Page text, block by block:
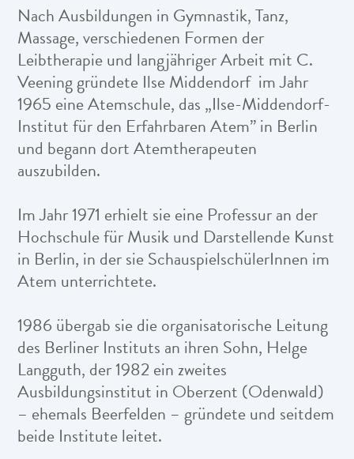
Nach Ausbildungen in Gymnastik, Tanz,
Massage, verschiedenen Formen der
Leibtherapie und langjähriger Arbeit mit C.
Veening gründete Ilse Middendorf im Jahr
1965 eine Atemschule, das „Ilse-Middendorf-
Institut für den Erfahrbaren Atem” in Berlin
und begann dort Atemtherapeuten
auszubilden.
Im Jahr 1971 erhielt sie eine Professur an der
Hochschule für Musik und Darstellende Kunst
in Berlin, in der sie SchauspielschülerInnen im
Atem unterrichtete.
1986 übergab sie die organisatorische Leitung
des Berliner Instituts an ihren Sohn, Helge
Langguth, der 1982 ein zweites
Ausbildungsinstitut in Oberzent (Odenwald)
– ehemals Beerfelden – gründete und seitdem
beide Institute leitet.